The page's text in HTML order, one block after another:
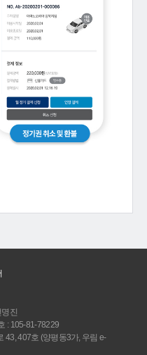
명진
: 105-81-78229
43, 407호 (양평동3가, 우림 e-